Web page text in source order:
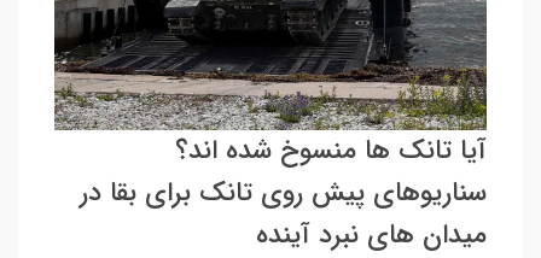
آیا تانک ها منسوخ شده اند؟
سناریوهای پیش روی تانک برای بقا در
میدان های نبرد آینده